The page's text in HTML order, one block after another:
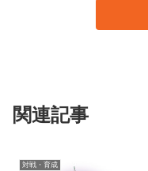
関連記事
対戦・育成